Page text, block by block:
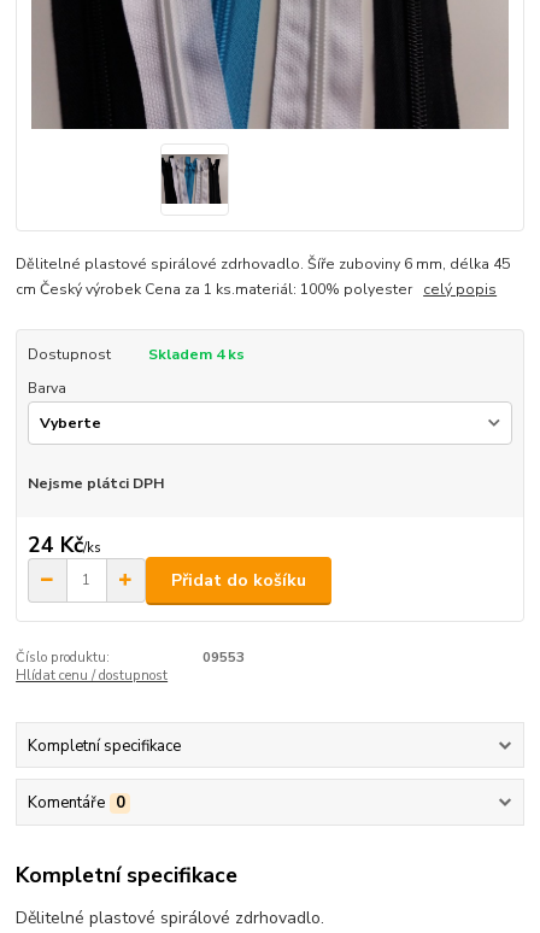
Dělitelné plastové spirálové zdrhovadlo. Šíře zuboviny 6 mm, délka 45
cm Český výrobek Cena za 1 ks.materiál: 100% polyester celý popis
Dostupnost
Skladem 4 ks
Barva
Nejsme plátci DPH
24 Kč/ks
Přidat do košíku
Číslo produktu:
09553
Hlídat cenu / dostupnost
Kompletní specifikace
Komentáře 0
Kompletní specifikace
Dělitelné plastové spirálové zdrhovadlo.